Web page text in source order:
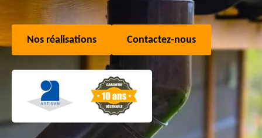
Nos réalisations Contactez-nous